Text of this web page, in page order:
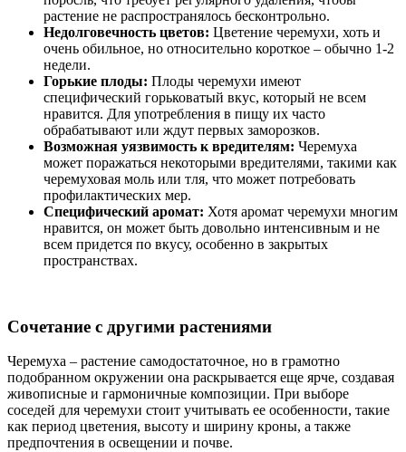
растение не распространялось бесконтрольно.
Недолговечность цветов: Цветение черемухи, хоть и
очень обильное, но относительно короткое – обычно 1-2
недели.
Горькие плоды: Плоды черемухи имеют
специфический горьковатый вкус, который не всем
нравится. Для употребления в пищу их часто
обрабатывают или ждут первых заморозков.
Возможная уязвимость к вредителям: Черемуха
может поражаться некоторыми вредителями, такими как
черемуховая моль или тля, что может потребовать
профилактических мер.
Специфический аромат: Хотя аромат черемухи многим
нравится, он может быть довольно интенсивным и не
всем придется по вкусу, особенно в закрытых
пространствах.
Сочетание с другими растениями
Черемуха – растение самодостаточное, но в грамотно
подобранном окружении она раскрывается еще ярче, создавая
живописные и гармоничные композиции. При выборе
соседей для черемухи стоит учитывать ее особенности, такие
как период цветения, высоту и ширину кроны, а также
предпочтения в освещении и почве.